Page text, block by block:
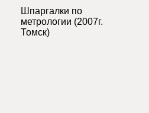
Шпаргалки по
метрологии (2007г.
Томск)